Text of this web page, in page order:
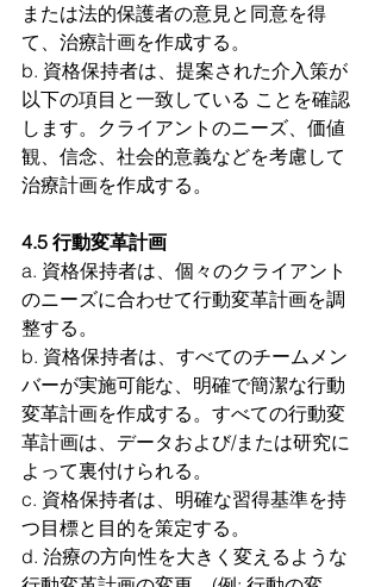
または法的保護者の意見と同意を得
て、治療計画を作成する。
b. 資格保持者は、提案された介入策が
以下の項目と一致している ことを確認
します。クライアントのニーズ、価値
観、信念、社会的意義などを考慮して
治療計画を作成する。
4.5 行動変革計画
a. 資格保持者は、個々のクライアント
のニーズに合わせて行動変革計画を調
整する。
b. 資格保持者は、すべてのチームメン
バーが実施可能な、明確で簡潔な行動
変革計画を作成する。すべての行動変
革計画は、データおよび/または研究に
よって裏付けられる。
c. 資格保持者は、明確な習得基準を持
つ目標と目的を策定する。
d. 治療の方向性を大きく変えるような